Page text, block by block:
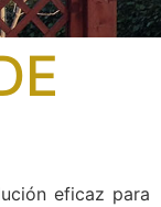
eficaz para